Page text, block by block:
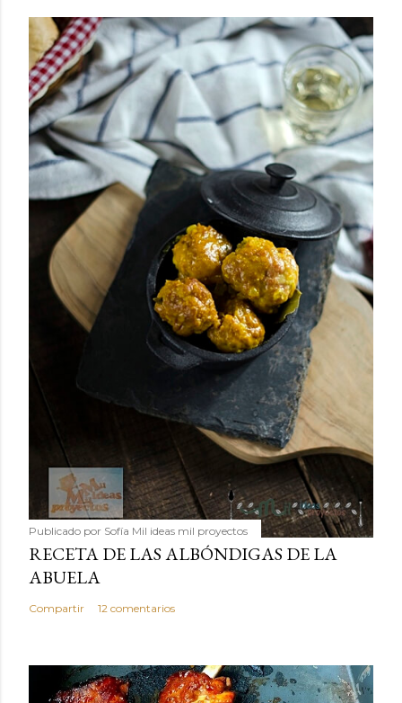
Publicado por Sofía Mil ideas mil proyectos
RECETA DE LAS ALBÓNDIGAS DE LA
ABUELA
Compartir 12 comentarios